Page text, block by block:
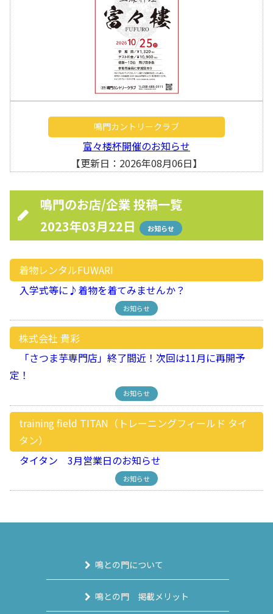
鳴門カントリークラブ
富々楼杯開催のお知らせ
【更新日：2026年08月06日】
鳴門のお店/企業 投稿一覧
2023年03月22日
お知らせ
着物レンタルFUWARI
入学式等に♪着物を着てみませんか？
お知らせ
株式会社 貴彩
「さつま芋専門店」終了間近！次回は11月に再開予
定！
お知らせ
training field TITAN（トレーニングフィールド タイ
タン）
タイタン 3月営業日のお知らせ
お知らせ
鳴との門について
鳴との門 掲載メリット